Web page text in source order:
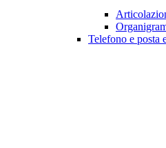
Telefono e posta